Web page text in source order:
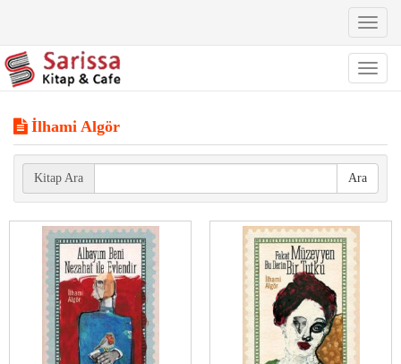
Toggle
Toggle
İlhami Algör
Kitap Ara Ara